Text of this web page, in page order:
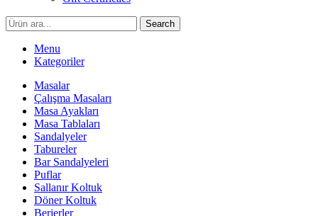
Search
Menu
Kategoriler
Masalar
Çalışma Masaları
Masa Ayakları
Masa Tablaları
Sandalyeler
Tabureler
Bar Sandalyeleri
Puflar
Sallanır Koltuk
Döner Koltuk
Berjerler